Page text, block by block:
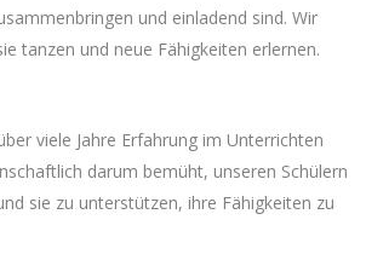
und einladend sind. Wir
tanzen und neue Fähigkeiten erlernen.
viele Jahre Erfahrung im Unterrichten
darum bemüht, unseren Schülern
sie zu unterstützen, ihre Fähigkeiten zu